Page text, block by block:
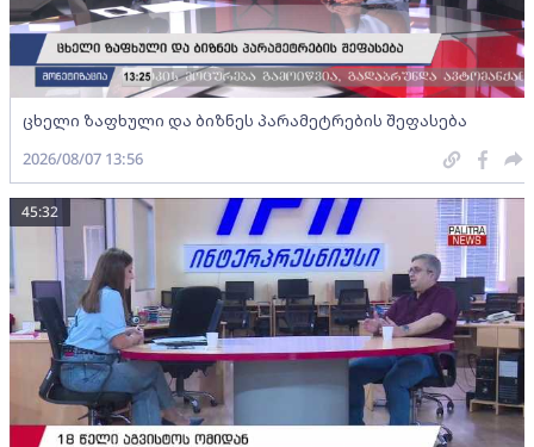
ცხელი ზაფხული და ბიზნეს პარამეტრების შეფასება
2026/08/07 13:56
45:32